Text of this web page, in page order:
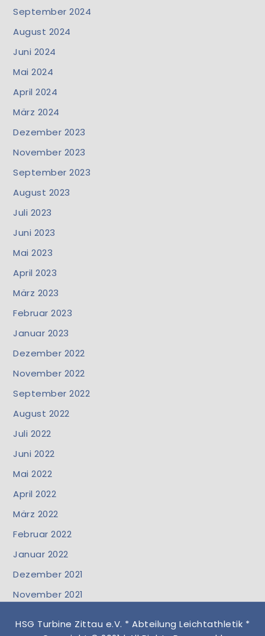
September 2024
August 2024
Juni 2024
Mai 2024
April 2024
März 2024
Dezember 2023
November 2023
September 2023
August 2023
Juli 2023
Juni 2023
Mai 2023
April 2023
März 2023
Februar 2023
Januar 2023
Dezember 2022
November 2022
September 2022
August 2022
Juli 2022
Juni 2022
Mai 2022
April 2022
März 2022
Februar 2022
Januar 2022
Dezember 2021
November 2021
HSG Turbine Zittau e.V. * Abteilung Leichtathletik *